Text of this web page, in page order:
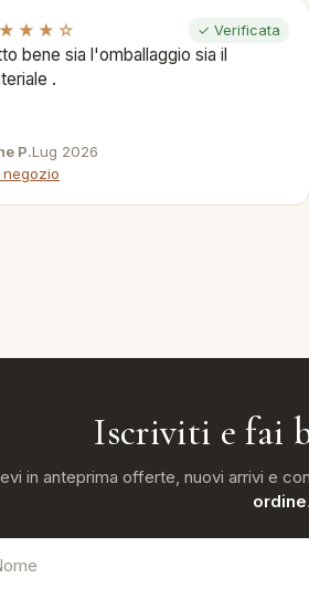
✓ Verificata
bene sia l'omballaggio sia il
.
P.Lug 2026
negozio
Iscriviti e fai
in anteprima offerte, nuovi arrivi e
ordine.